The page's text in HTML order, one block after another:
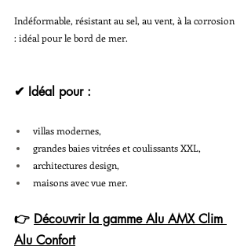
Indéformable, résistant au sel, au vent, à la corrosion
: idéal pour le bord de mer.
✔ Idéal pour :
villas modernes,
grandes baies vitrées et coulissants XXL,
architectures design,
maisons avec vue mer.
👉 Découvrir la gamme Alu AMX Clim
Alu Confort